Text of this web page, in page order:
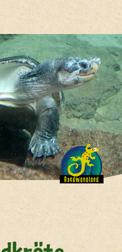
Hauptregion der Seite